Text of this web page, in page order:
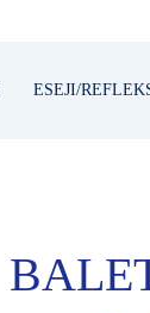
ESEJI/